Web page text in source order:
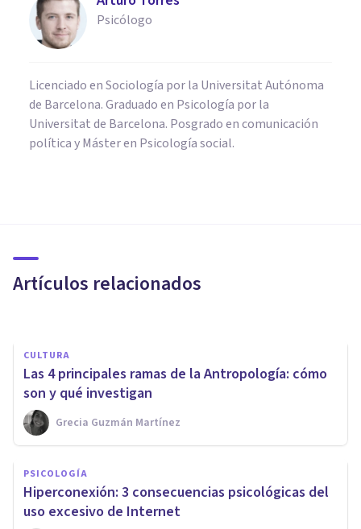
Psicólogo
Licenciado en Sociología por la Universitat Autónoma
de Barcelona. Graduado en Psicología por la
Universitat de Barcelona. Posgrado en comunicación
política y Máster en Psicología social.
Artículos relacionados
características
CULTURA
Las 4 principales ramas de la Antropología: cómo
son y qué investigan
Grecia Guzmán Martínez
PSICOLOGÍA
Hiperconexión: 3 consecuencias psicológicas del
uso excesivo de Internet
PAREJA
Ligar, chicas, autoconcepto y
sexo: 8 trucos para
convencerlas